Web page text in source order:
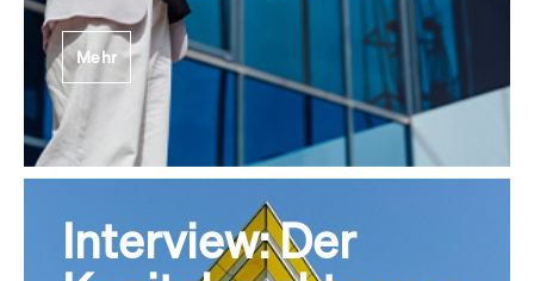
Mehr
Interview: Der